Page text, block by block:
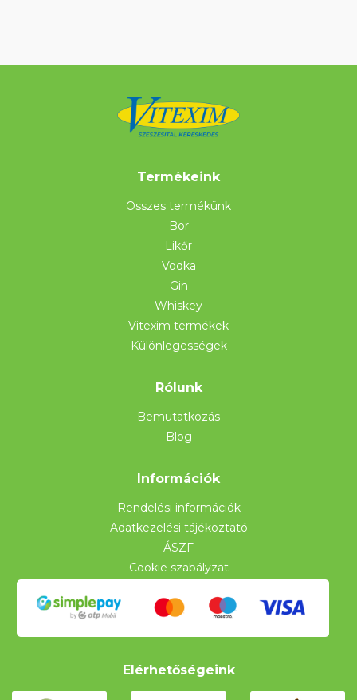
Termékeink
Összes termékünk
Bor
Likőr
Vodka
Gin
Whiskey
Vitexim termékek
Különlegességek
Rólunk
Bemutatkozás
Blog
Információk
Rendelési információk
Adatkezelési tájékoztató
ÁSZF
Cookie szabályzat
Elérhetőségeink